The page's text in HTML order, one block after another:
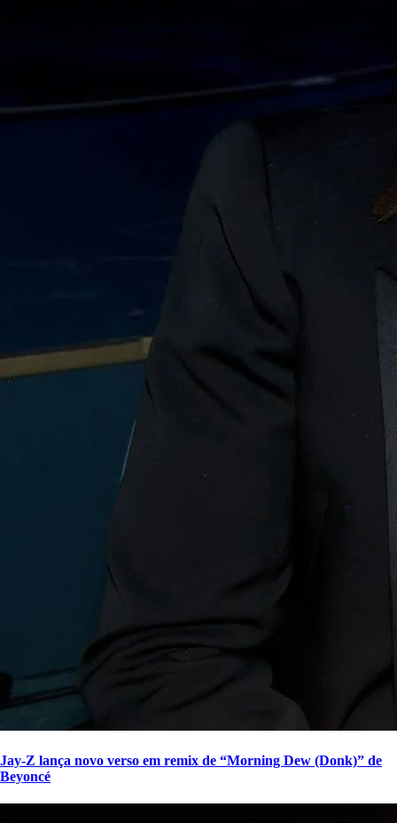
Jay-Z lança novo verso em remix de “Morning Dew (Donk)” de
Beyoncé